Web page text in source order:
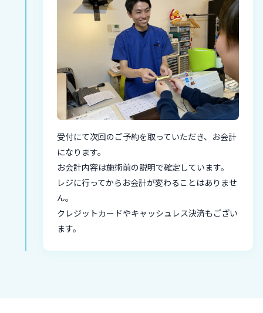
受付にて次回のご予約を取っていただき、お会計
になります。
お会計内容は施術前の説明で確定しています。
レジに行ってからお会計が変わることはありませ
ん。
クレジットカードやキャッシュレス決済もござい
ます。